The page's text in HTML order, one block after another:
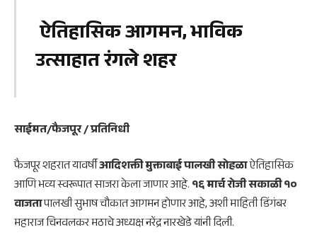
ऐतिहासिक आगमन, भाविक
उत्साहात रंगले शहर
साईमत/फैजपूर / प्रतिनिधी
फैजपूर शहरात यावर्षीआदिशक्ती मुक्ताबाई पालखी सोहळाऐतिहासिक
आणि भव्य स्वरूपात साजरा केला जाणार आहे.१६ मार्च रोजी सकाळी १०
वाजतापालखी सुभाष चौकात आगमन होणार आहे, अशी माहिती डिंगंबर
महाराज चिनवलकर मठाचे अध्यक्ष नरेंद्र नारखेडे यांनी दिली.